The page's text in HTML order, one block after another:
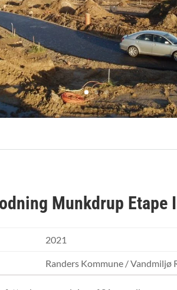
Munkdrup Etape
2021
Randers Kommune / Vandmiljø